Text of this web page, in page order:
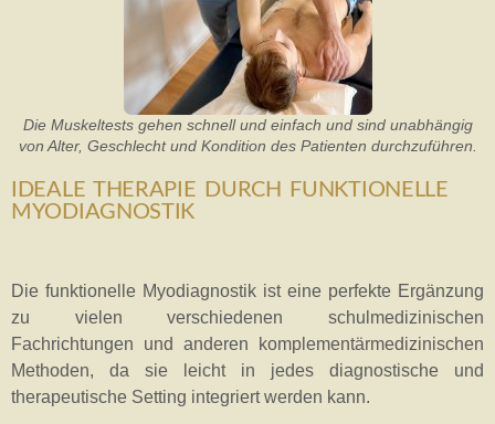
Die Muskeltests gehen schnell und einfach und sind unabhängig
von Alter, Geschlecht und Kondition des Patienten durchzuführen.
IDEALE THERAPIE DURCH FUNKTIONELLE
MYODIAGNOSTIK
Die funktionelle Myodiagnostik ist eine perfekte Ergänzung
zu vielen verschiedenen schulmedizinischen
Fachrichtungen und anderen komplementärmedizinischen
Methoden, da sie leicht in jedes diagnostische und
therapeutische Setting integriert werden kann.